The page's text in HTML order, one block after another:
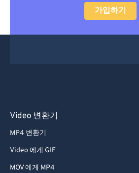
가입하기
Video 변환기
MP4 변환기
Video 에게 GIF
MOV 에게 MP4